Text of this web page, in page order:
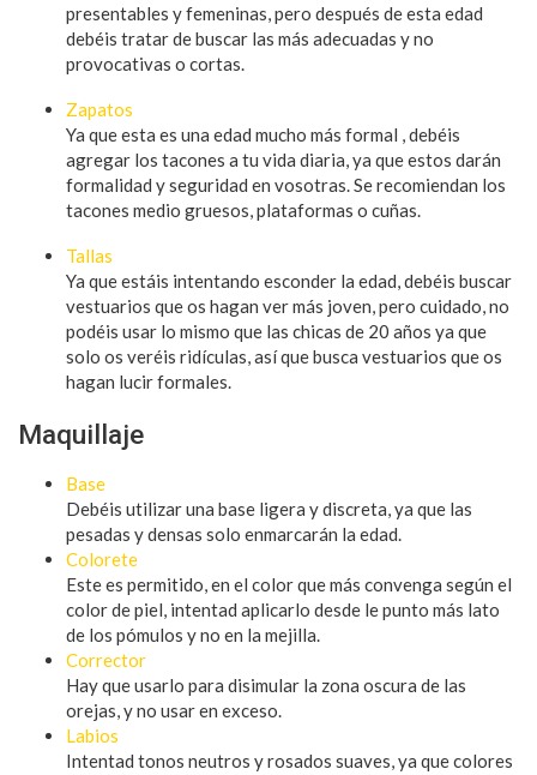
presentables y femeninas, pero después de esta edad
debéis tratar de buscar las más adecuadas y no
provocativas o cortas.
Zapatos
Ya que esta es una edad mucho más formal , debéis
agregar los tacones a tu vida diaria, ya que estos darán
formalidad y seguridad en vosotras. Se recomiendan los
tacones medio gruesos, plataformas o cuñas.
Tallas
Ya que estáis intentando esconder la edad, debéis buscar
vestuarios que os hagan ver más joven, pero cuidado, no
podéis usar lo mismo que las chicas de 20 años ya que
solo os veréis ridículas, así que busca vestuarios que os
hagan lucir formales.
Maquillaje
Base
Debéis utilizar una base ligera y discreta, ya que las
pesadas y densas solo enmarcarán la edad.
Colorete
Este es permitido, en el color que más convenga según el
color de piel, intentad aplicarlo desde le punto más lato
de los pómulos y no en la mejilla.
Corrector
Hay que usarlo para disimular la zona oscura de las
orejas, y no usar en exceso.
Labios
Intentad tonos neutros y rosados suaves, ya que colores